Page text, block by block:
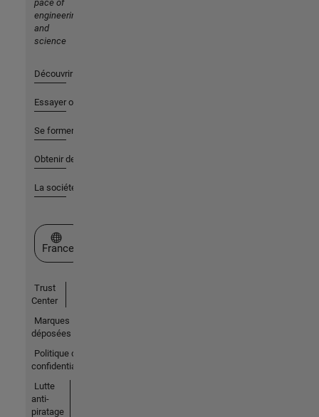
pace of
engineering
and
science
Découvrir les produits
Essayer ou acheter
Se former
Obtenir de l'aide
La société
Sélectionner un site web
France
Trust
Center
Marques
déposées
Politique de
confidentialité
Lutte
anti-
piratage